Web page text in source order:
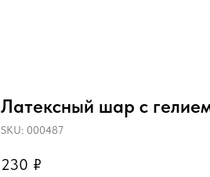
Латексный шар с
SKU: 000487
230 ₽